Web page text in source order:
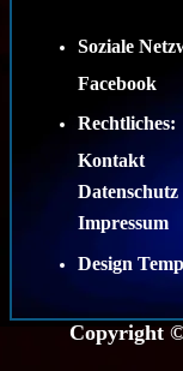
Soziale
Facebook
Rechtliches:
Kontakt
Datenschutz
Impressum
Design
Copyright